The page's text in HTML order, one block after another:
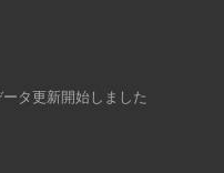
タ更新開始しました